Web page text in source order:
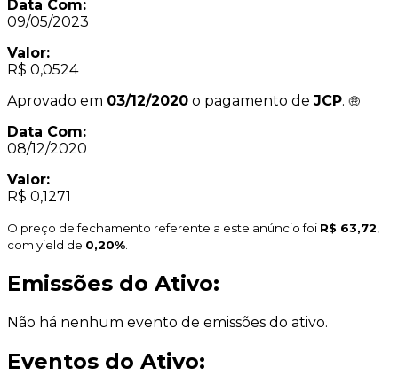
Data Com:
09/05/2023
Valor:
R$ 0,0524
Aprovado em 03/12/2020 o pagamento de JCP.
Data Com:
08/12/2020
Valor:
R$ 0,1271
O preço de fechamento referente a este anúncio foi R$ 63,72,
com yield de 0,20%.
Emissões do Ativo:
Não há nenhum evento de emissões do ativo.
Eventos do Ativo: